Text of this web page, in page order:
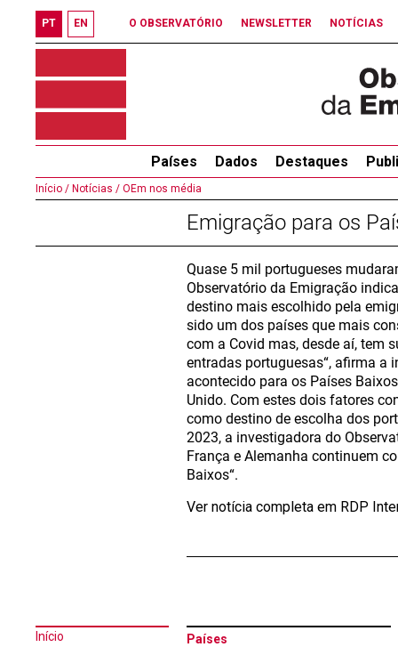
PT EN O OBSERVATÓRIO NEWSLETTER NOTÍCIAS
Países Dados Destaques
Início / Notícias / OEm nos média
Emigração para os
Quase 5 mil portugueses
Observatório da Emigração
destino mais escolhido pela
sido um dos países que mais
com a Covid mas, desde aí, tem
entradas portuguesas“, afirma a
acontecido para os Países
Unido. Com estes dois fatores
como destino de escolha dos
2023, a investigadora do
França e Alemanha continuem
Baixos“.
Ver notícia completa em RDP
Início
Países